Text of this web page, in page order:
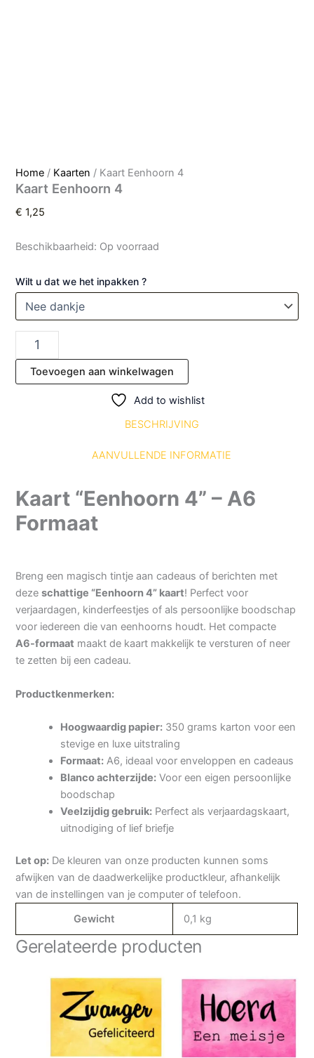
Home / Kaarten / Kaart Eenhoorn 4
Kaart Eenhoorn 4
€ 1,25
Beschikbaarheid: Op voorraad
Wilt u dat we het inpakken ?
Toevoegen aan winkelwagen
Add to wishlist
BESCHRIJVING
AANVULLENDE INFORMATIE
Kaart “Eenhoorn 4” – A6
Formaat
Breng een magisch tintje aan cadeaus of berichten met
dezeschattige “Eenhoorn 4” kaart! Perfect voor
verjaardagen, kinderfeestjes of als persoonlijke boodschap
voor iedereen die van eenhoorns houdt. Het compacte
A6-formaat maakt de kaart makkelijk te versturen of neer
te zetten bij een cadeau.
Productkenmerken:
Hoogwaardig papier: 350 grams karton voor een
stevige en luxe uitstraling
Formaat: A6, ideaal voor enveloppen en cadeaus
Blanco achterzijde: Voor een eigen persoonlijke
boodschap
Veelzijdig gebruik: Perfect als verjaardagskaart,
uitnodiging of lief briefje
Let op: De kleuren van onze producten kunnen soms
afwijken van de daadwerkelijke productkleur, afhankelijk
van de instellingen van je computer of telefoon.
Gewicht
0,1 kg
Gerelateerde producten